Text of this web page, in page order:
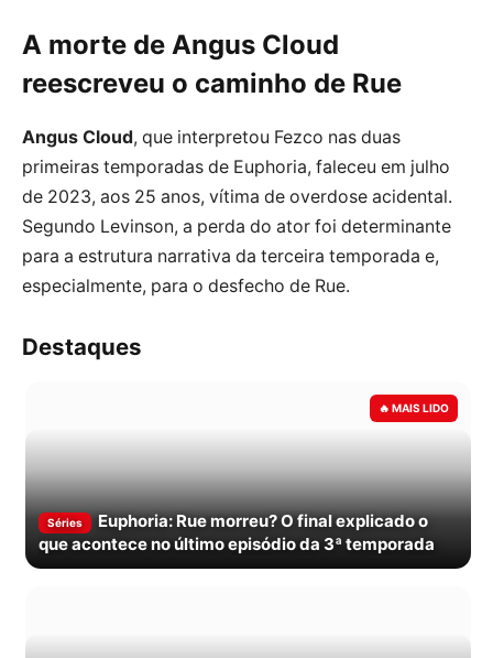
A morte de Angus Cloud
reescreveu o caminho de Rue
Angus Cloud, que interpretou Fezco nas duas
primeiras temporadas de Euphoria, faleceu em julho
de 2023, aos 25 anos, vítima de overdose acidental.
Segundo Levinson, a perda do ator foi determinante
para a estrutura narrativa da terceira temporada e,
especialmente, para o desfecho de Rue.
Destaques
Séries
Euphoria: Rue morreu? O final explicado o
que acontece no último episódio da 3ª temporada